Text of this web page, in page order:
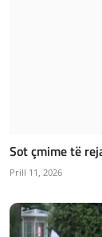
Sot çmime të
Prill 11, 2026